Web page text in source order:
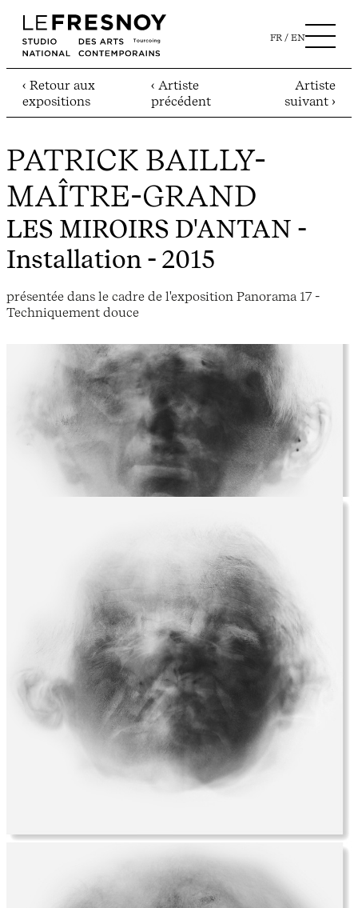
FR EN
‹ Retour aux
expositions
‹ Artiste
précédent
Artiste
suivant ›
PATRICK BAILLY-
MAÎTRE-GRAND
LES MIROIRS D'ANTAN -
Installation - 2015
présentée dans le cadre de l'exposition Panorama 17 -
Techniquement douce